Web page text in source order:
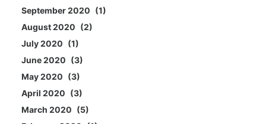
September 2020
1
August 2020
2
July 2020
1
June 2020
3
May 2020
3
April 2020
3
March 2020
5